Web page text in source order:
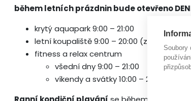
během letních prázdnin bude otevřeno
krytý aquapark 9:00 – 21:00
letní koupaliště 9:00 – 20:00 (za pěkného
fitness a relax centrum
všední dny 9:00 – 21:00
víkendy a svátky 10:00 – 20:00
Soubory